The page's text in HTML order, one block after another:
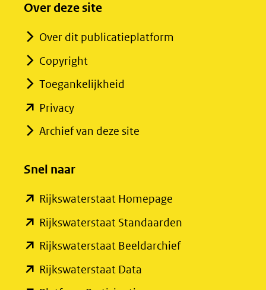
Over deze site
Over dit publicatieplatform
Copyright
Toegankelijkheid
Privacy(opent
in
venster)
naar
een
andere
Archief van deze site
Snel naar
Rijkswaterstaat Homepage
in
Rijkswaterstaat Standaarden
Rijkswaterstaat Beeldarchief(opent
Rijkswaterstaat Data